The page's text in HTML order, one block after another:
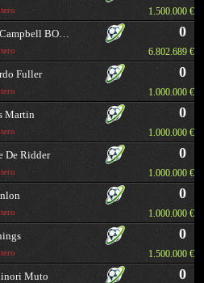
1.500.000 €
Joel Campbell BORRAR 0
6.802.689 €
Fuller 0
1.000.000 €
Martin 0
1.000.000 €
De Ridder 0
1.000.000 €
0
1.000.000 €
0
1.500.000 €
Muto 0